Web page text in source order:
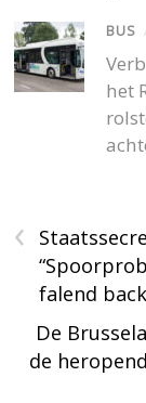
BUS
het
‹
falend
De
de